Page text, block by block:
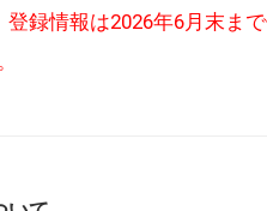
録情報は2026年6月末ま